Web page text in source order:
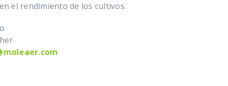
el rendimiento de los cultivos.